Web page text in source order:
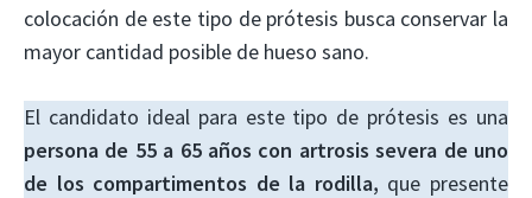
colocación de este tipo de prótesis busca conservar la
mayor cantidad posible de hueso sano.
El candidato ideal para este tipo de prótesis es una
persona de 55 a 65 años con artrosis severa de uno
de los compartimentos de la rodilla, que presente